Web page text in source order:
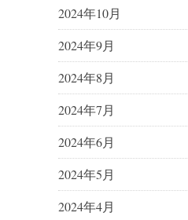
2024年10月
2024年9月
2024年8月
2024年7月
2024年6月
2024年5月
2024年4月